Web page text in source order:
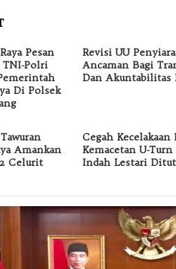
Pesan
TNI-Polri
Di Polsek
Revisi UU
Ancaman Bagi
Dan Akuntabilitas
Amankan
Celurit
Cegah Kecelakaan
Kemacetan U-
Indah Lestari